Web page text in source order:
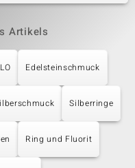
Artikels
Edelsteinschmuck
Silberringe
Ring und Fluorit